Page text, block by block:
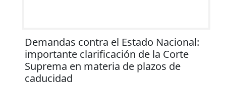
Demandas contra el Estado Nacional:
importante clarificación de la Corte
Suprema en materia de plazos de
caducidad